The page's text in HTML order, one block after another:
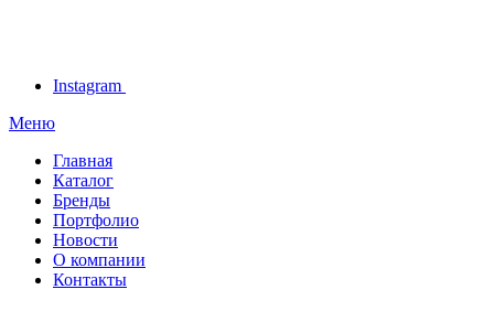
Instagram
Меню
Главная
Каталог
Бренды
Портфолио
Новости
О компании
Контакты